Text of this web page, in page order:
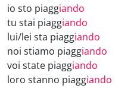
io sto piaggiando
tu stai piaggiando
lui/lei sta piaggiando
noi stiamo piaggiando
voi state piaggiando
loro stanno piaggiando